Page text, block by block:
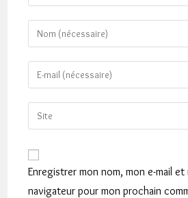
Enter
your
name
comment
Enter
your
email
address
comment
Saisir
l’URL
votre
site
(facultatif)
Enregistrer mon nom, mon e-mail
navigateur pour mon prochain